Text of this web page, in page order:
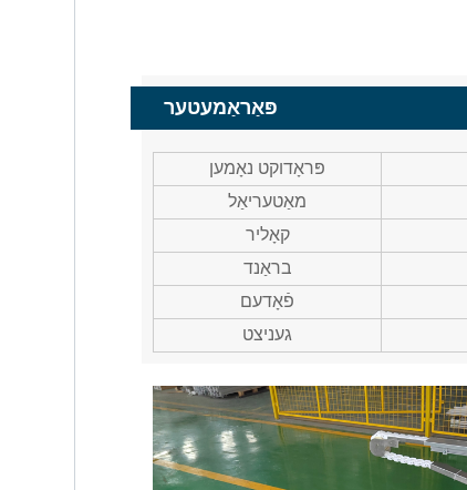
פּאַראַמעטער
פּראָדוקט נאָמען
מאַטעריאַל
קאָליר
בראַנד
פֿאָדעם
געניצט